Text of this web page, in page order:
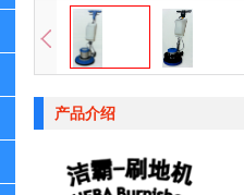
产品介绍